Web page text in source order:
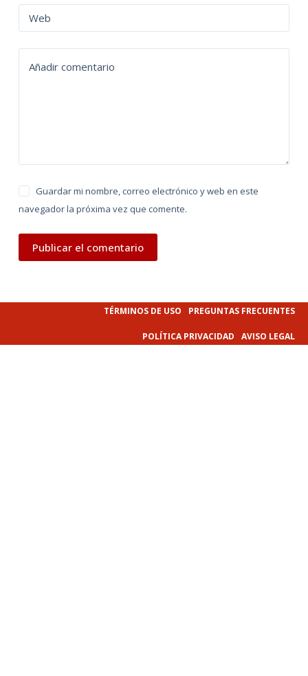
Web
Añadir comentario
Guardar mi nombre, correo electrónico y web en este
navegador la próxima vez que comente.
Publicar el comentario
a
t
TÉRMINOS DE USO PREGUNTAS FRECUENTES
POLÍTICA PRIVACIDAD AVISO LEGAL